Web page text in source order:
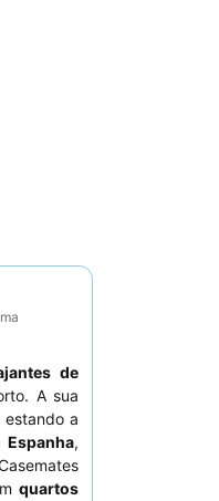
de
A sua
estando a
,
quartos